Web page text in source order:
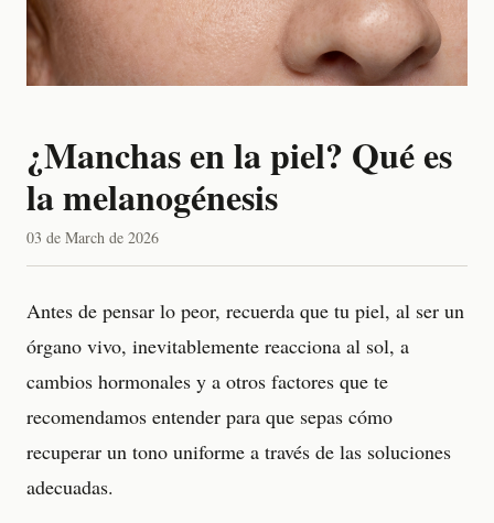
¿Manchas en la piel? Qué es
la melanogénesis
03 de March de 2026
Antes de pensar lo peor, recuerda que tu piel, al ser un
órgano vivo, inevitablemente reacciona al sol, a
cambios hormonales y a otros factores que te
recomendamos entender para que sepas cómo
recuperar un tono uniforme a través de las soluciones
adecuadas.